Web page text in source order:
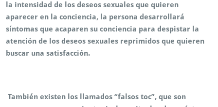
la intensidad de los deseos sexuales que quieren
aparecer en la conciencia, la persona desarrollará
síntomas que acaparen su conciencia para despistar la
atención de los deseos sexuales reprimidos que quieren
buscar una satisfacción.
También existen los llamados “falsos toc”, que son